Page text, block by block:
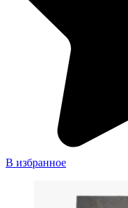
В избранное